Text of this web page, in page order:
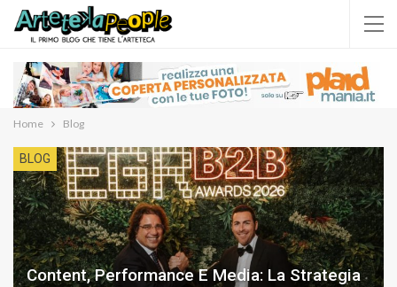
Home Blog
BLOG
Content, Performance E Media: La Strategia